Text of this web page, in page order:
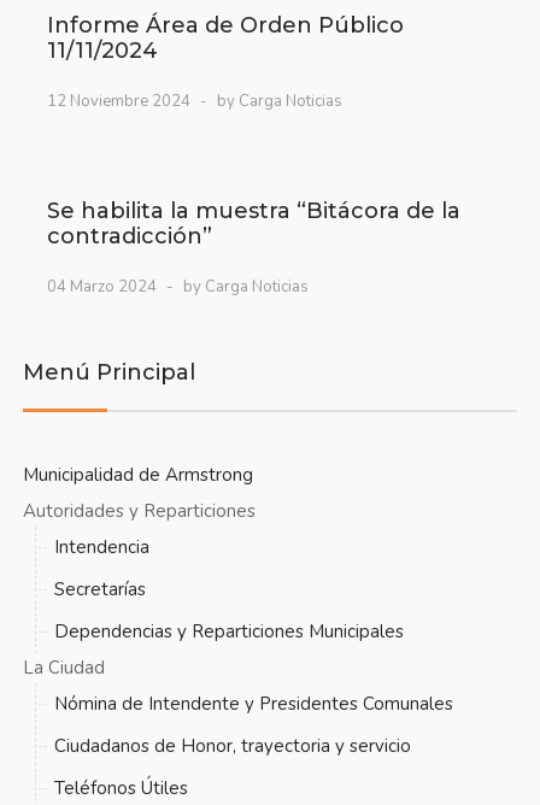
11/11/2024
12 Noviembre 2024
contradicción”
Autoridades y Reparticiones
Intendencia
Secretarías
Dependencias y Reparticiones Municipales
La Ciudad
Nómina de Intendente y Presidentes Comunales
Ciudadanos de Honor, trayectoria y servicio
Teléfonos Útiles
Micros Corta y Larga Distancia